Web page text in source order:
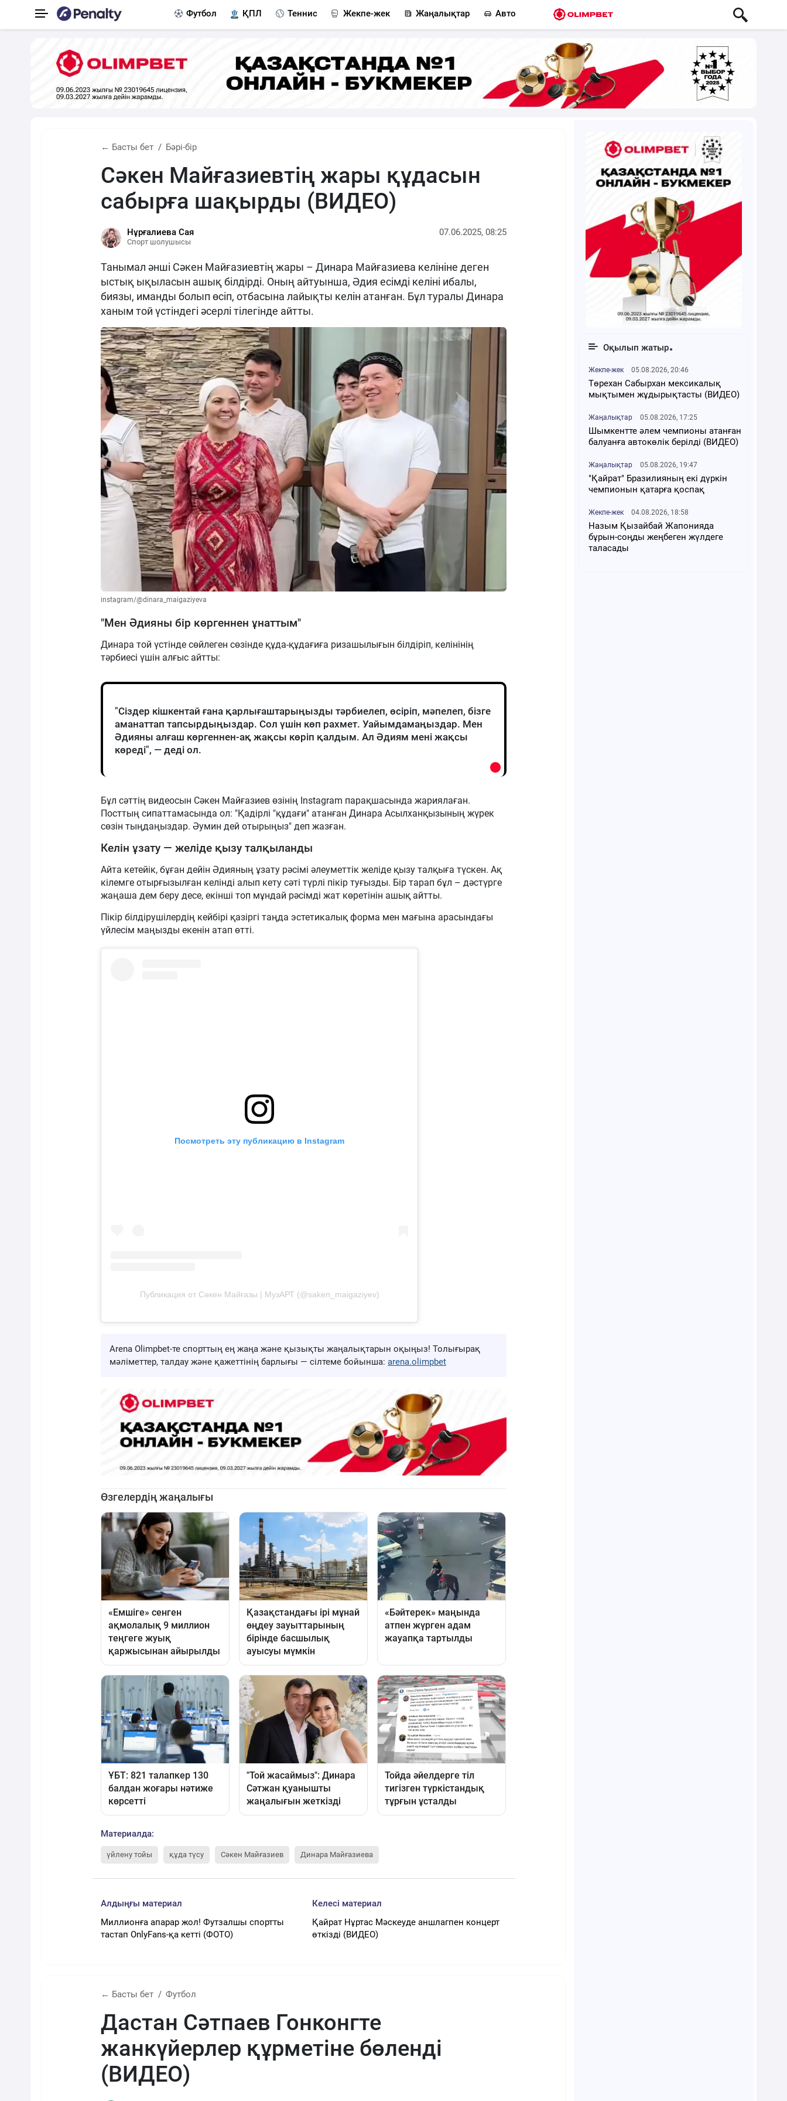
Футбол ҚПЛ Теннис Жекпе-жек Жаңалықтар Авто
← Басты бет Бәрі-бір
Сәкен Майғазиевтің жары құдасын
сабырға шақырды (ВИДЕО)
Нұрғалиева Сая
Спорт шолушысы
07.06.2025, 08:25
Танымал әнші Сәкен Майғазиевтің жары – Динара Майғазиева келініне деген
ыстық ықыласын ашық білдірді. Оның айтуынша, Әдия есімді келіні ибалы,
биязы, иманды болып өсіп, отбасына лайықты келін атанған. Бұл туралы Динара
ханым той үстіндегі әсерлі тілегінде айтты.
instagram/@dinara_maigaziyeva
"Мен Әдияны бір көргеннен ұнаттым"
Динара той үстінде сөйлеген сөзінде құда-құдағиға ризашылығын білдіріп, келінінің
тәрбиесі үшін алғыс айтты:
"Сіздер кішкентай ғана қарлығаштарыңызды тәрбиелеп, өсіріп, мәпелеп, бізге
аманаттап тапсырдыңыздар. Сол үшін көп рахмет. Уайымдамаңыздар. Мен
Әдияны алғаш көргеннен-ақ жақсы көріп қалдым. Ал Әдиям мені жақсы
көреді", — деді ол.
Бұл сәттің видеосын Сәкен Майғазиев өзінің Instagram парақшасында жариялаған.
Посттың сипаттамасында ол: "Қадірлі "құдағи" атанған Динара Асылханқызының жүрек
сөзін тыңдаңыздар. Әумин дей отырыңыз" деп жазған.
Келін ұзату — желіде қызу талқыланды
Айта кетейік, бұған дейін Әдияның ұзату рәсімі әлеуметтік желіде қызу талқыға түскен. Ақ
кілемге отырғызылған келінді алып кету сәті түрлі пікір туғызды. Бір тарап бұл – дәстүрге
жаңаша дем беру десе, екінші топ мұндай рәсімді жат көретінін ашық айтты.
Пікір білдірушілердің кейбірі қазіргі таңда эстетикалық форма мен мағына арасындағы
үйлесім маңызды екенін атап өтті.
Посмотреть эту публикацию в Instagram
Публикация от Сәкен Майғазы | МузАРТ (@saken_maigaziyev)
Arena Olimpbet-те спорттың ең жаңа және қызықты жаңалықтарын оқыңыз! Толығырақ
мәліметтер, талдау және қажеттінің барлығы — сілтеме бойынша: arena.olimpbet
Материалда:
үйлену тойы құда түсу Сәкен Майғазиев Динара Майғазиева
Алдыңғы материал
Миллионға апарар жол! Футзалшы спортты
тастап OnlyFans-қа кетті (ФОТО)
Келесі материал
Қайрат Нұртас Мәскеуде аншлагпен концерт
өткізді (ВИДЕО)
← Басты бет Футбол
Дастан Сәтпаев Гонконгте
жанкүйерлер құрметіне бөленді
(ВИДЕО)
Оқылып жатыр
Жекпе-жек 05.08.2026, 20:46
Төрехан Сабырхан мексикалық
мықтымен жұдырықтасты (ВИДЕО)
Жаңалықтар 05.08.2026, 17:25
Шымкентте әлем чемпионы атанған
балуанға автокөлік берілді (ВИДЕО)
Жаңалықтар 05.08.2026, 19:47
"Қайрат" Бразилияның екі дүркін
чемпионын қатарға қоспақ
Жекпе-жек 04.08.2026, 18:58
Назым Қызайбай Жапонияда
бұрын-соңды жеңбеген жүлдеге
таласады